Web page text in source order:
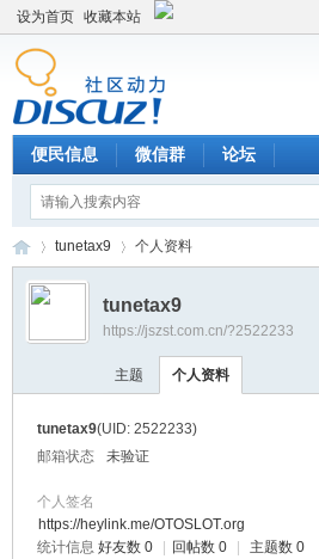
设为首页 收藏本站
便民信息 微信群 论坛
›
tunetax9 个人资料
tunetax9
https://jszst.com.cn/?2522233
主题 个人资料
tunetax9(UID: 2522233)
邮箱状态
未验证
个人签名
https://heylink.me/OTOSLOT.org
统计信息 好友数 0 回帖数 0 主题数 0